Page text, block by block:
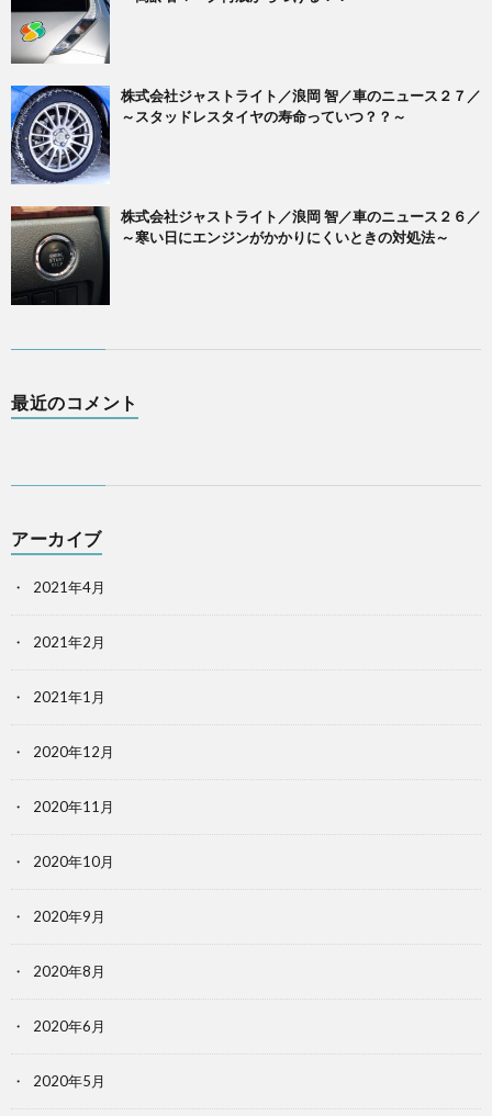
株式会社ジャストライト／浪岡 智／車のニュース２７／
～スタッドレスタイヤの寿命っていつ？？～
株式会社ジャストライト／浪岡 智／車のニュース２６／
～寒い日にエンジンがかかりにくいときの対処法～
最近のコメント
アーカイブ
2021年4月
2021年2月
2021年1月
2020年12月
2020年11月
2020年10月
2020年9月
2020年8月
2020年6月
2020年5月